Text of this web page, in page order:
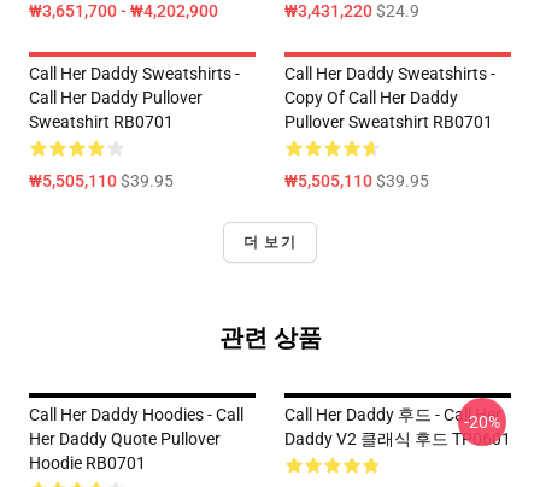
₩3,651,700 - ₩4,202,900 ₩3,431,220$24.9
Call Her Daddy Sweatshirts -
Call Her Daddy Pullover
Sweatshirt RB0701
₩5,505,110$39.95
Call Her Daddy Sweatshirts -
Copy Of Call Her Daddy
Pullover Sweatshirt RB0701
₩5,505,110$39.95
더 보기
관련 상품
Call Her Daddy Hoodies - Call
Her Daddy Quote Pullover
Hoodie RB0701
Call Her Daddy 후드 - Call Her
Daddy V2 클래식 후드 TP0601
-20%